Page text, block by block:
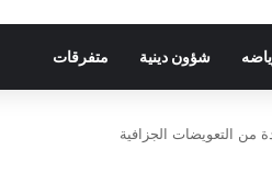
شؤون دينية متفرقات